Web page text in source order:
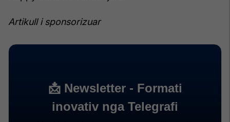
Artikull i sponsorizuar